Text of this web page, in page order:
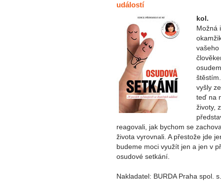
událostí
kol.
Možná
vašeho
vyšly
teď na
životy,
reagovali, jak bychom se
života vyrovnali. A přestože jde
budeme moci využít jen a jen v
osudové setkání.
Nakladatel: BURDA Praha spol.